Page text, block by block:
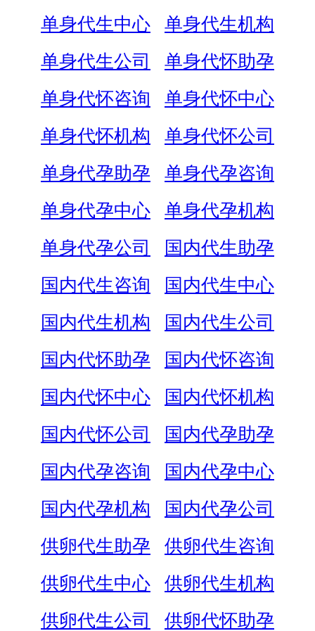
单身代生中心
单身代生机构
单身代生公司
单身代怀助孕
单身代怀咨询
单身代怀中心
单身代怀机构
单身代怀公司
单身代孕助孕
单身代孕咨询
单身代孕中心
单身代孕机构
单身代孕公司
国内代生助孕
国内代生咨询
国内代生中心
国内代生机构
国内代生公司
国内代怀助孕
国内代怀咨询
国内代怀中心
国内代怀机构
国内代怀公司
国内代孕助孕
国内代孕咨询
国内代孕中心
国内代孕机构
国内代孕公司
供卵代生助孕
供卵代生咨询
供卵代生中心
供卵代生机构
供卵代生公司
供卵代怀助孕